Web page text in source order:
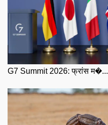
G7 Summit 2026: फ्रांस म�...